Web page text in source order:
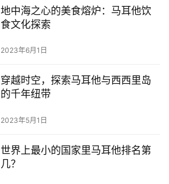
地中海之心的美食熔炉：马耳他饮
食文化探索
2023年6月1日
穿越时空，探索马耳他与西西里岛
的千年纽带
2023年5月1日
世界上最小的国家里马耳他排名第
几？